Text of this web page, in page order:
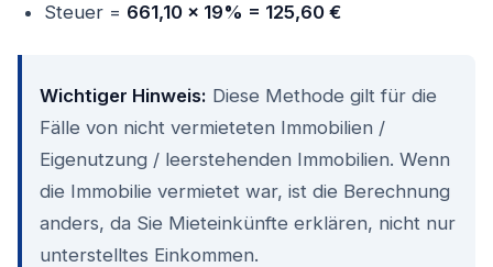
Steuer = 661,10 × 19% = 125,60 €
Wichtiger Hinweis: Diese Methode gilt für die
Fälle von nicht vermieteten Immobilien /
Eigenutzung / leerstehenden Immobilien. Wenn
die Immobilie vermietet war, ist die Berechnung
anders, da Sie Mieteinkünfte erklären, nicht nur
unterstelltes Einkommen.